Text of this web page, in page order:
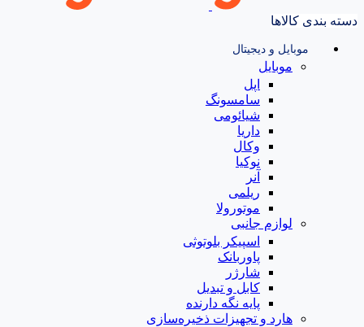
دسته بندی کالاها
موبایل و دیجیتال
موبایل
اپل
سامسونگ
شیائومی
داریا
وکال
نوکیا
آنر
ریلمی
موتورولا
لوازم جانبی
اسپیکر بلوتوثی
پاوربانک
شارژر
کابل و تبدیل
پایه نگه دارنده
هارد و تجهیزات ذخیره‌سازی